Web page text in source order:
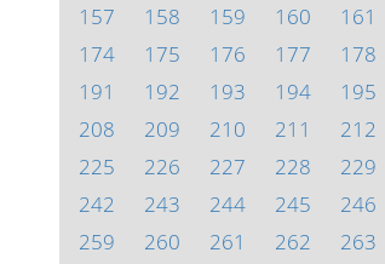
157
158 159 160 161
174
175 176 177 178
191
192 193 194 195
208
209 210 211 212
225
226 227 228 229
242
243 244 245 246
259
260 261 262 263